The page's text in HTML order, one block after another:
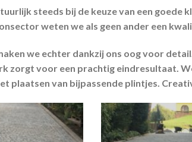
steeds bij de keuze van een goede
weten we als geen ander een
we echter dankzij ons oog voor
zorgt voor een prachtig eindresultaat.
plaatsen van bijpassende plintjes.